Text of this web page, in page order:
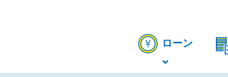
ローン